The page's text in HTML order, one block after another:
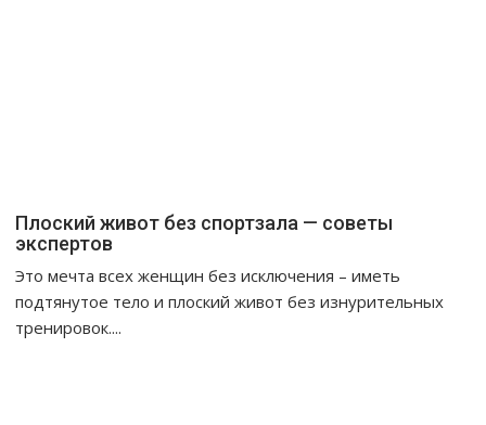
Плоский живот без спортзала — советы
экспертов
Это мечта всех женщин без исключения – иметь
подтянутое тело и плоский живот без изнурительных
тренировок....